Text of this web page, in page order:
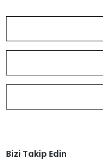
Bizi Takip Edin